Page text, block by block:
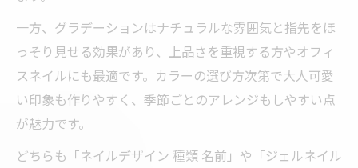
一方、グラデーションはナチュラルな雰囲気と指先をほ
っそり見せる効果があり、上品さを重視する方やオフィ
スネイルにも最適です。カラーの選び方次第で大人可愛
い印象も作りやすく、季節ごとのアレンジもしやすい点
が魅力です。
どちらも「ネイルデザイン 種類 名前」や「ジェルネイル